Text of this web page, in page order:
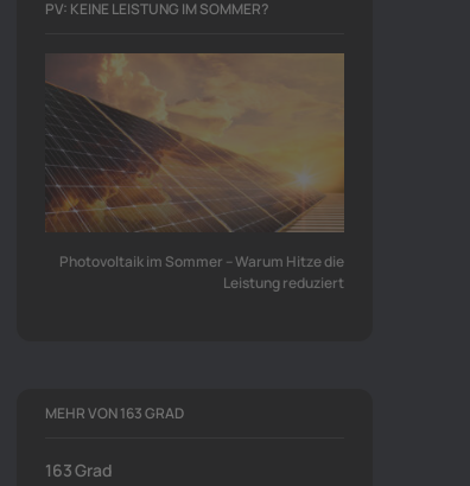
PV: KEINE LEISTUNG IM SOMMER?
Photovoltaik im Sommer – Warum Hitze die
Leistung reduziert
MEHR VON 163 GRAD
163 Grad